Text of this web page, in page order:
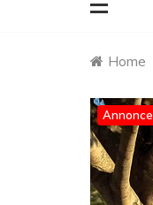
Home
Annonce